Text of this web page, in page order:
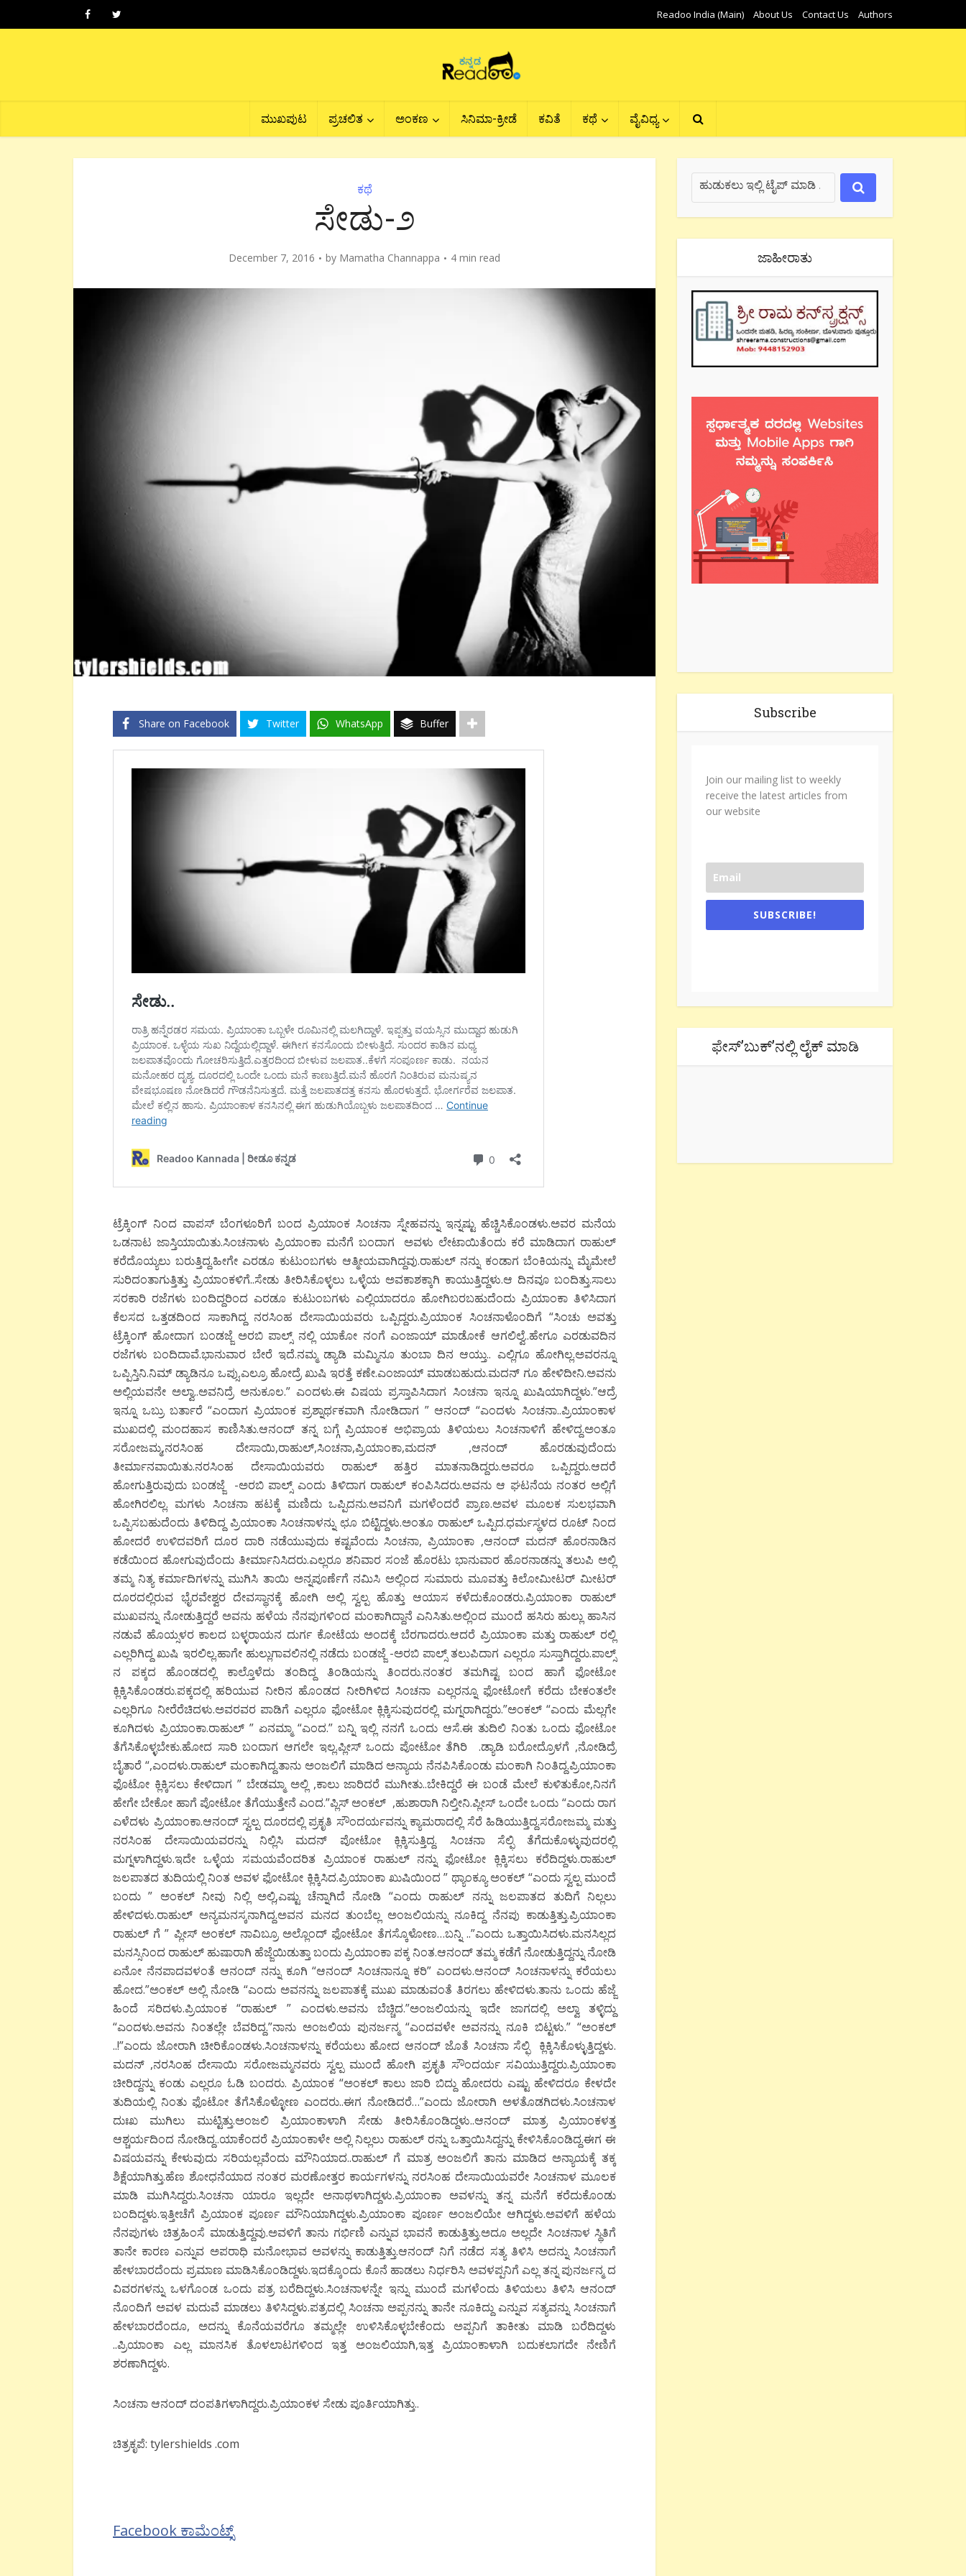
Readoo India (Main) About Us Contact Us Authors
ಮುಖಪುಟ ಪ್ರಚಲಿತ ಅಂಕಣ ಸಿನಿಮಾ-ಕ್ರೀಡೆ ಕವಿತೆ ಕಥೆ ವೈವಿಧ್ಯ
ಕಥೆ
ಸೇಡು-೨
December 7, 2016 by Mamatha Channappa 4 min read
Share on Facebook Twitter WhatsApp Buffer
ಟ್ರೆಕ್ಕಿಂಗ್ ನಿಂದ ವಾಪಸ್ ಬೆಂಗಳೂರಿಗೆ ಬಂದ ಪ್ರಿಯಾಂಕ ಸಿಂಚನಾ ಸ್ನೇಹವನ್ನು ಇನ್ನಷ್ಟು ಹೆಚ್ಚಿಸಿಕೊಂಡಳು.ಅವರ ಮನೆಯ
ಒಡನಾಟ ಜಾಸ್ತಿಯಾಯಿತು.ಸಿಂಚನಾಳು ಪ್ರಿಯಾಂಕಾ ಮನೆಗೆ ಬಂದಾಗ ಅವಳು ಲೇಟಾಯಿತೆಂದು ಕರೆ ಮಾಡಿದಾಗ ರಾಹುಲ್
ಕರೆದೊಯ್ಯಲು ಬರುತ್ತಿದ್ದ.ಹೀಗೇ ಎರಡೂ ಕುಟುಂಬಗಳು ಆತ್ಮೀಯವಾಗಿದ್ದವು.ರಾಹುಲ್ ನನ್ನು ಕಂಡಾಗ ಬೆಂಕಿಯನ್ನು ಮೈಮೇಲೆ
ಸುರಿದಂತಾಗುತ್ತಿತ್ತು ಪ್ರಿಯಾಂಕಳಿಗೆ..ಸೇಡು ತೀರಿಸಿಕೊಳ್ಳಲು ಒಳ್ಳೆಯ ಅವಕಾಶಕ್ಕಾಗಿ ಕಾಯುತ್ತಿದ್ದಳು.ಆ ದಿನವೂ ಬಂದಿತ್ತು.ಸಾಲು
ಸರಕಾರಿ ರಜೆಗಳು ಬಂದಿದ್ದರಿಂದ ಎರಡೂ ಕುಟುಂಬಗಳು ಎಲ್ಲಿಯಾದರೂ ಹೋಗಿಬರಬಹುದೆಂದು ಪ್ರಿಯಾಂಕಾ ತಿಳಿಸಿದಾಗ
ಕೆಲಸದ ಒತ್ತಡದಿಂದ ಸಾಕಾಗಿದ್ದ ನರಸಿಂಹ ದೇಸಾಯಿಯವರು ಒಪ್ಪಿದ್ದರು.ಪ್ರಿಯಾಂಕ ಸಿಂಚನಾಳೊಂದಿಗೆ “ಸಿಂಚು ಅವತ್ತು
ಟ್ರೆಕ್ಕಿಂಗ್ ಹೋದಾಗ ಬಂಡಜ್ಜೆ ಅರಬಿ ಪಾಲ್ಸ್ ನಲ್ಲಿ ಯಾಕೋ ನಂಗೆ ಎಂಜಾಯ್ ಮಾಡೋಕೆ ಆಗಲಿಲ್ವೆ..ಹೇಗೂ ಎರಡುವದಿನ
ರಜೆಗಳು ಬಂದಿದಾವೆ.ಭಾನುವಾರ ಬೇರೆ ಇದೆ.ನಮ್ಮ ಡ್ಯಾಡಿ ಮಮ್ಮಿನೂ ತುಂಬಾ ದಿನ ಆಯ್ತು.. ಎಲ್ಲಿಗೂ ಹೋಗಿಲ್ಲ.ಅವರನ್ನೂ
ಒಪ್ಪಿಸ್ತಿನಿ‌.ನಿಮ್ ಡ್ಯಾಡಿನೂ ಒಪ್ಸು.ಎಲ್ರೂ ಹೋದ್ರೆ ಖುಷಿ ಇರತ್ತೆ ಕಣೇ.ಎಂಜಾಯ್ ಮಾಡಬಹುದು.ಮದನ್ ಗೂ ಹೇಳಿದೀನಿ.ಅವನು
ಅಲ್ಲಿಯವನೇ ಅಲ್ವಾ..ಅವನಿದ್ರೆ ಅನುಕೂಲ.” ಎಂದಳು.ಈ ವಿಷಯ ಪ್ರಸ್ತಾಪಿಸಿದಾಗ ಸಿಂಚನಾ ಇನ್ನೂ ಖುಷಿಯಾಗಿದ್ದಳು.”ಆದ್ರೆ
ಇನ್ನೂ ಒಬ್ರು ಬರ್ತಾರೆ “ಎಂದಾಗ ಪ್ರಿಯಾಂಕ ಪ್ರಶ್ನಾರ್ಥಕವಾಗಿ ನೋಡಿದಾಗ ” ಆನಂದ್ “ಎಂದಳು ಸಿಂಚನಾ..ಪ್ರಿಯಾಂಕಾಳ
ಮುಖದಲ್ಲಿ ಮಂದಹಾಸ ಕಾಣಿಸಿತು.ಆನಂದ್ ತನ್ನ ಬಗ್ಗೆ ಪ್ರಿಯಾಂಕ ಅಭಿಪ್ರಾಯ ತಿಳಿಯಲು ಸಿಂಚನಾಳಿಗೆ ಹೇಳಿದ್ದ.ಅಂತೂ
ಸರೋಜಮ್ಮ,ನರಸಿಂಹ ದೇಸಾಯಿ,ರಾಹುಲ್,ಸಿಂಚನಾ,ಪ್ರಿಯಾಂಕಾ,ಮದನ್ ,ಆನಂದ್ ಹೊರಡುವುದೆಂದು
ತೀರ್ಮಾನವಾಯಿತು.ನರಸಿಂಹ ದೇಸಾಯಿಯವರು ರಾಹುಲ್ ಹತ್ತಿರ ಮಾತನಾಡಿದ್ದರು.ಅವರೂ ಒಪ್ಪಿದ್ದರು.ಆದರೆ
ಹೋಗುತ್ತಿರುವುದು ಬಂಡಜ್ಜೆ -ಅರಬಿ ಪಾಲ್ಸ್ ಎಂದು ತಿಳಿದಾಗ ರಾಹುಲ್ ಕಂಪಿಸಿದರು.ಅವನು ಆ ಘಟನೆಯ ನಂತರ ಅಲ್ಲಿಗೆ
ಹೋಗಿರಲಿಲ್ಲ. ಮಗಳು ಸಿಂಚನಾ ಹಟಕ್ಕೆ ಮಣಿದು ಒಪ್ಪಿದನು.ಅವನಿಗೆ ಮಗಳೆಂದರೆ ಪ್ರಾಣ.ಅವಳ ಮೂಲಕ ಸುಲಭವಾಗಿ
ಒಪ್ಪಿಸಬಹುದೆಂದು ತಿಳಿದಿದ್ದ ಪ್ರಿಯಾಂಕಾ ಸಿಂಚನಾಳನ್ನು ಛೂ ಬಿಟ್ಟಿದ್ದಳು.ಅಂತೂ ರಾಹುಲ್ ಒಪ್ಪಿದ.ಧರ್ಮಸ್ಥಳದ ರೂಟ್ ನಿಂದ
ಹೋದರೆ ಉಳಿದವರಿಗೆ ದೂರ ದಾರಿ ನಡೆಯುವುದು ಕಷ್ಟವೆಂದು ಸಿಂಚನಾ, ಪ್ರಿಯಾಂಕಾ ,ಆನಂದ್ ಮದನ್ ಹೊರನಾಡಿನ
ಕಡೆಯಿಂದ ಹೋಗುವುದೆಂದು ತೀರ್ಮಾನಿಸಿದರು.ಎಲ್ಲರೂ ಶನಿವಾರ ಸಂಜೆ ಹೊರಟು ಭಾನುವಾರ ಹೊರನಾಡನ್ನು ತಲುಪಿ ಅಲ್ಲಿ
ತಮ್ಮ ನಿತ್ಯ ಕರ್ಮಾದಿಗಳನ್ನು ಮುಗಿಸಿ ತಾಯಿ ಅನ್ನಪೂರ್ಣೆಗೆ ನಮಿಸಿ ಅಲ್ಲಿಂದ ಸುಮಾರು ಮೂವತ್ತು ಕಿಲೋಮೀಟರ್ ಮೀಟರ್
ದೂರದಲ್ಲಿರುವ ಭೈರವೇಶ್ವರ ದೇವಸ್ಥಾನಕ್ಕೆ ಹೋಗಿ ಅಲ್ಲಿ ಸ್ವಲ್ಪ ಹೊತ್ತು ಆಯಾಸ ಕಳೆದುಕೊಂಡರು.ಪ್ರಿಯಾಂಕಾ ರಾಹುಲ್
ಮುಖವನ್ನು ನೋಡುತ್ತಿದ್ದರೆ ಅವನು ಹಳೆಯ ನೆನಪುಗಳಿಂದ ಮಂಕಾಗಿದ್ದಾನೆ ಎನಿಸಿತು.ಅಲ್ಲಿಂದ ಮುಂದೆ ಹಸಿರು ಹುಲ್ಲು ಹಾಸಿನ
ನಡುವೆ ಹೊಯ್ಸಳರ ಕಾಲದ ಬಳ್ಳರಾಯನ ದುರ್ಗ ಕೋಟೆಯ ಅಂದಕ್ಕೆ ಬೆರಗಾದರು.ಆದರೆ ಪ್ರಿಯಾಂಕಾ ಮತ್ತು ರಾಹುಲ್ ರಲ್ಲಿ
ಎಲ್ಲರಿಗಿದ್ದ ಖುಷಿ ಇರಲಿಲ್ಲ.ಹಾಗೇ ಹುಲ್ಲುಗಾವಲಿನಲ್ಲಿ ನಡೆದು ಬಂಡಜ್ಜೆ -ಅರಬಿ ಪಾಲ್ಸ್ ತಲುಪಿದಾಗ ಎಲ್ಲರೂ ಸುಸ್ತಾಗಿದ್ದರು.ಪಾಲ್ಸ್
ನ ಪಕ್ಕದ ಹೊಂಡದಲ್ಲಿ ಕಾಲ್ತೊಳೆದು ತಂದಿದ್ದ ತಿಂಡಿಯನ್ನು ತಿಂದರು.ನಂತರ ತಮಗಿಷ್ಟ ಬಂದ ಹಾಗೆ ಫೋಟೋ
ಕ್ಲಿಕ್ಕಿಸಿಕೊಂಡರು.ಪಕ್ಕದಲ್ಲಿ ಹರಿಯುವ ನೀರಿನ ಹೊಂಡದ ನೀರಿಗಿಳಿದ ಸಿಂಚನಾ ಎಲ್ಲರನ್ನೂ ಫೋಟೋಗೆ ಕರೆದು ಬೇಕಂತಲೇ
ಎಲ್ಲರಿಗೂ ನೀರೆರೆಚಿದಳು.ಅವರವರ ಪಾಡಿಗೆ ಎಲ್ಲರೂ ಫೋಟೋ ಕ್ಲಿಕ್ಕಿಸುವುದರಲ್ಲಿ ಮಗ್ನರಾಗಿದ್ದರು.”ಅಂಕಲ್ “ಎಂದು ಮೆಲ್ಲಗೇ
ಕೂಗಿದಳು ಪ್ರಿಯಾಂಕಾ.ರಾಹುಲ್ ” ಏನಮ್ಮಾ “ಎಂದ.” ಬನ್ನಿ ಇಲ್ಲಿ ನನಗೆ ಒಂದು ಆಸೆ.ಈ ತುದಿಲಿ ನಿಂತು ಒಂದು ಫೋಟೋ
ತೆಗೆಸಿಕೊಳ್ಳಬೇಕು.ಹೋದ ಸಾರಿ ಬಂದಾಗ ಆಗಲೇ ಇಲ್ಲ.ಪ್ಲೀಸ್ ಒಂದು ಪೋಟೋ ತೆಗಿರಿ .ಡ್ಯಾಡಿ ಬರೋದ್ರೊಳಗೆ ,ನೋಡಿದ್ರೆ
ಬೈತಾರೆ “,ಎಂದಳು.ರಾಹುಲ್ ಮಂಕಾಗಿದ್ದ.ತಾನು ಅಂಜಲಿಗೆ ಮಾಡಿದ ಅನ್ಯಾಯ ನೆನಪಿಸಿಕೊಂಡು ಮಂಕಾಗಿ ನಿಂತಿದ್ದ.ಪ್ರಿಯಾಂಕಾ
ಫೊಟೋ ಕ್ಲಿಕ್ಕಿಸಲು ಕೇಳಿದಾಗ ” ಬೇಡಮ್ಮಾ ಅಲ್ಲಿ ,ಕಾಲು ಜಾರಿದರೆ ಮುಗೀತು..ಬೇಕಿದ್ದರೆ ಈ ಬಂಡೆ ಮೇಲೆ ಕುಳಿತುಕೋ,ನಿನಗೆ
ಹೇಗೇ ಬೇಕೋ ಹಾಗೆ ಪೋಟೋ ತೆಗೆಯುತ್ತೇನೆ ಎಂದ.”ಪ್ಲಿಸ್ ಅಂಕಲ್ ,ಹುಶಾರಾಗಿ ನಿಲ್ತೀನಿ.ಪ್ಲೀಸ್ ಒಂದೇ ಒಂದು “ಎಂದು ರಾಗ
ಎಳೆದಳು ಪ್ರಿಯಾಂಕಾ.ಆನಂದ್ ಸ್ವಲ್ಪ ದೂರದಲ್ಲಿ ಪ್ರಕೃತಿ ಸೌಂದರ್ಯವನ್ನು ಕ್ಯಾಮರಾದಲ್ಲಿ ಸೆರೆ ಹಿಡಿಯುತ್ತಿದ್ದ.ಸರೋಜಮ್ಮ ಮತ್ತು
ನರಸಿಂಹ ದೇಸಾಯಿಯವರನ್ನು ನಿಲ್ಲಿಸಿ ಮದನ್ ಪೋಟೋ ಕ್ಲಿಕ್ಕಿಸುತ್ತಿದ್ದ. ಸಿಂಚನಾ ಸೆಲ್ಫಿ ತೆಗೆದುಕೊಳ್ಳುವುದರಲ್ಲಿ
ಮಗ್ನಳಾಗಿದ್ದಳು.ಇದೇ ಒಳ್ಳೆಯ ಸಮಯವೆಂದರಿತ ಪ್ರಿಯಾಂಕ ರಾಹುಲ್ ನನ್ನು ಫೋಟೋ ಕ್ಲಿಕ್ಕಿಸಲು ಕರೆದಿದ್ದಳು.ರಾಹುಲ್
ಜಲಪಾತದ ತುದಿಯಲ್ಲಿ ನಿಂತ ಅವಳ ಫೋಟೋ ಕ್ಲಿಕ್ಕಿಸಿದ.ಪ್ರಿಯಾಂಕಾ ಖುಷಿಯಿಂದ ” ಥ್ಯಾಂಕ್ಯೂ ಅಂಕಲ್ “ಎಂದು ಸ್ವಲ್ಪ ಮುಂದೆ
ಬಂದು ” ಅಂಕಲ್ ನೀವು ನಿಲ್ಲಿ ಅಲ್ಲಿ,ಎಷ್ಟು ಚೆನ್ನಾಗಿದೆ ನೋಡಿ “ಎಂದು ರಾಹುಲ್ ನನ್ನು ಜಲಪಾತದ ತುದಿಗೆ ನಿಲ್ಲಲು
ಹೇಳಿದಳು.ರಾಹುಲ್ ಅನ್ಯಮನಸ್ಕನಾಗಿದ್ದ.ಅವನ ಮನದ ತುಂಬೆಲ್ಲ ಅಂಜಲಿಯನ್ನು ನೂಕಿದ್ದ ನೆನಪು ಕಾಡುತ್ತಿತ್ತು.ಪ್ರಿಯಾಂಕಾ
ರಾಹುಲ್ ಗೆ ” ಪ್ಲೀಸ್ ಅಂಕಲ್ ನಾವಿಬ್ರೂ ಅಲ್ಲೊಂದ್ ಫೋಟೋ ತೆಗಸ್ಕೊಳೋಣ…ಬನ್ನಿ ..”ಎಂದು ಒತ್ತಾಯಿಸಿದಳು.ಮನಸಿಲ್ಲದ
ಮನಸ್ಸಿನಿಂದ ರಾಹುಲ್ ಹುಷಾರಾಗಿ ಹೆಜ್ಜೆಯಿಡುತ್ತಾ ಬಂದು ಪ್ರಿಯಾಂಕಾ ಪಕ್ಕ ನಿಂತ.ಆನಂದ್ ತಮ್ಮ ಕಡೆಗೆ ನೋಡುತ್ತಿದ್ದನ್ನು ನೋಡಿ
ಏನೋ ನೆನಪಾದವಳಂತೆ ಆನಂದ್ ನನ್ನು ಕೂಗಿ “ಆನಂದ್ ಸಿಂಚನಾನ್ನೂ ಕರಿ” ಎಂದಳು.ಆನಂದ್ ಸಿಂಚನಾಳನ್ನು ಕರೆಯಲು
ಹೋದ.”ಅಂಕಲ್ ಅಲ್ಲಿ ನೋಡಿ “ಎಂದು ಅವನನ್ನು ಜಲಪಾತಕ್ಕೆ ಮುಖ ಮಾಡುವಂತೆ ತಿರಗಲು ಹೇಳಿದಳು.ತಾನು ಒಂದು ಹೆಜ್ಜೆ
ಹಿಂದೆ ಸರಿದಳು.ಪ್ರಿಯಾಂಕ “ರಾಹುಲ್ ” ಎಂದಳು.ಅವನು ಬೆಚ್ಚಿದ.”ಅಂಜಲಿಯನ್ನು ಇದೇ ಜಾಗದಲ್ಲಿ ಅಲ್ವಾ ತಳ್ಳಿದ್ದು
“ಎಂದಳು.ಅವನು ನಿಂತಲ್ಲೇ ಬೆವರಿದ್ದ.”ನಾನು ಅಂಜಲಿಯ ಪುನರ್ಜನ್ಮ “ಎಂದವಳೇ ಅವನನ್ನು ನೂಕಿ ಬಿಟ್ಟಳು.” “ಅಂಕಲ್
..!”ಎಂದು ಜೋರಾಗಿ ಚೀರಿಕೊಂಡಳು.ಸಿಂಚನಾಳನ್ನು ಕರೆಯಲು ಹೋದ ಆನಂದ್ ಜೊತೆ ಸಿಂಚನಾ ಸೆಲ್ಫಿ ಕ್ಲಿಕ್ಕಿಸಿಕೊಳ್ಳುತ್ತಿದ್ದಳು.
ಮದನ್ ,ನರಸಿಂಹ ದೇಸಾಯಿ ಸರೋಜಮ್ಮನವರು ಸ್ವಲ್ಪ ಮುಂದೆ ಹೋಗಿ ಪ್ರಕೃತಿ ಸೌಂದರ್ಯ ಸವಿಯುತ್ತಿದ್ದರು.ಪ್ರಿಯಾಂಕಾ
ಚೀರಿದ್ದನ್ನು ಕಂಡು ಎಲ್ಲರೂ ಓಡಿ ಬಂದರು. ಪ್ರಿಯಾಂಕ “ಅಂಕಲ್ ಕಾಲು ಜಾರಿ ಬಿದ್ದು ಹೋದರು ಎಷ್ಟು ಹೇಳಿದರೂ ಕೇಳದೇ
ತುದಿಯಲ್ಲಿ ನಿಂತು ಫೊಟೋ ತೆಗೆಸಿಕೊಳ್ಳೋಣ ಎಂದರು..ಈಗ ನೋಡಿದರೆ…”ಎಂದು ಜೋರಾಗಿ ಅಳತೊಡಗಿದಳು.ಸಿಂಚನಾಳ
ದುಃಖ ಮುಗಿಲು ಮುಟ್ಟಿತ್ತು.ಅಂಜಲಿ ಪ್ರಿಯಾಂಕಾಳಾಗಿ ಸೇಡು ತೀರಿಸಿಕೊಂಡಿದ್ದಳು..ಆನಂದ್ ಮಾತ್ರ ಪ್ರಿಯಾಂಕಳತ್ತ
ಆಶ್ಚರ್ಯದಿಂದ ನೋಡಿದ್ದ..ಯಾಕೆಂದರೆ ಪ್ರಿಯಾಂಕಾಳೇ ಅಲ್ಲಿ ನಿಲ್ಲಲು ರಾಹುಲ್ ರನ್ನು ಒತ್ತಾಯಿಸಿದ್ದನ್ನು ಕೇಳಿಸಿಕೊಂಡಿದ್ದ.ಈಗ ಈ
ವಿಷಯವನ್ನು ಕೇಳುವುದು ಸರಿಯಲ್ಲವೆಂದು ಮೌನಿಯಾದ..ರಾಹುಲ್ ಗೆ ಮಾತ್ರ ಅಂಜಲಿಗೆ ತಾನು ಮಾಡಿದ ಅನ್ಯಾಯಕ್ಕೆ ತಕ್ಕ
ಶಿಕ್ಷೆಯಾಗಿತ್ತು.ಹೆಣ ಶೋಧನೆಯಾದ ನಂತರ ಮರಣೋತ್ತರ ಕಾರ್ಯಗಳನ್ನು ನರಸಿಂಹ ದೇಸಾಯಿಯವರೇ ಸಿಂಚನಾಳ ಮೂಲಕ
ಮಾಡಿ ಮುಗಿಸಿದ್ದರು.ಸಿಂಚನಾ ಯಾರೂ ಇಲ್ಲದೇ ಅನಾಥಳಾಗಿದ್ದಳು.ಪ್ರಿಯಾಂಕಾ ಅವಳನ್ನು ತನ್ನ ಮನೆಗೆ ಕರೆದುಕೊಂಡು
ಬಂದಿದ್ದಳು.ಇತ್ತೀಚೆಗೆ ಪ್ರಿಯಾಂಕ ಪೂರ್ಣ ಮೌನಿಯಾಗಿದ್ದಳು.ಪ್ರಿಯಾಂಕಾ ಪೂರ್ಣ ಅಂಜಲಿಯೇ ಆಗಿದ್ದಳು.ಅವಳಿಗೆ ಹಳೆಯ
ನೆನಪುಗಳು ಚಿತ್ರಹಿಂಸೆ ಮಾಡುತ್ತಿದ್ದವು.ಅವಳಿಗೆ ತಾನು ಗರ್ಭಿಣಿ ಎನ್ನುವ ಭಾವನೆ ಕಾಡುತ್ತಿತ್ತು.ಅದೂ ಅಲ್ಲದೇ ಸಿಂಚನಾಳ ಸ್ಥಿತಿಗೆ
ತಾನೇ ಕಾರಣ ಎನ್ನುವ ಅಪರಾಧಿ ಮನೋಭಾವ ಅವಳನ್ನು ಕಾಡುತ್ತಿತ್ತು.ಆನಂದ್ ನಿಗೆ ನಡೆದ ಸತ್ಯ ತಿಳಿಸಿ ಅದನ್ನು ಸಿಂಚನಾಗೆ
ಹೇಳಬಾರದೆಂದು ಪ್ರಮಾಣ ಮಾಡಿಸಿಕೊಂಡಿದ್ದಳು.ಇದಕ್ಕೊಂದು ಕೊನೆ ಹಾಡಲು ನಿರ್ಧರಿಸಿ ಅವಳಪ್ಪನಿಗೆ ಎಲ್ಲ ತನ್ನ ಪುನರ್ಜನ್ಮ ದ
ವಿವರಗಳನ್ನು ಒಳಗೊಂಡ ಒಂದು ಪತ್ರ ಬರೆದಿದ್ದಳು.ಸಿಂಚನಾಳನ್ನೇ ಇನ್ನು ಮುಂದೆ ಮಗಳೆಂದು ತಿಳಿಯಲು ತಿಳಿಸಿ ಆನಂದ್
ನೊಂದಿಗೆ ಅವಳ ಮದುವೆ ಮಾಡಲು ತಿಳಿಸಿದ್ದಳು.ಪತ್ರದಲ್ಲಿ ಸಿಂಚನಾ ಅಪ್ಪನನ್ನು ತಾನೇ ನೂಕಿದ್ದು ಎನ್ನುವ ಸತ್ಯವನ್ನು ಸಿಂಚನಾಗೆ
ಹೇಳಬಾರದೆಂದೂ, ಅದನ್ನು ಕೊನೆಯವರೆಗೂ ತಮ್ಮಲ್ಲೇ ಉಳಿಸಿಕೊಳ್ಳಬೇಕೆಂದು ಅಪ್ಪನಿಗೆ ತಾಕೀತು ಮಾಡಿ ಬರೆದಿದ್ದಳು
..ಪ್ರಿಯಾಂಕಾ ಎಲ್ಲ ಮಾನಸಿಕ ತೊಳಲಾಟಗಳಿಂದ ಇತ್ತ ಅಂಜಲಿಯಾಗಿ,ಇತ್ತ ಪ್ರಿಯಾಂಕಾಳಾಗಿ ಬದುಕಲಾಗದೇ ನೇಣಿಗೆ
ಶರಣಾಗಿದ್ದಳು.
ಸಿಂಚನಾ ಆನಂದ್ ದಂಪತಿಗಳಾಗಿದ್ದರು.ಪ್ರಿಯಾಂಕಳ ಸೇಡು ಪೂರ್ತಿಯಾಗಿತ್ತು..
ಚಿತ್ರಕೃಪೆ: tylershields .com
Facebook ಕಾಮೆಂಟ್ಸ್
ಜಾಹೀರಾತು
Subscribe
Join our mailing list to weekly
receive the latest articles from
our website
SUBSCRIBE!
ಫೇಸ್’ಬುಕ್’ನಲ್ಲಿ ಲೈಕ್ ಮಾಡಿ